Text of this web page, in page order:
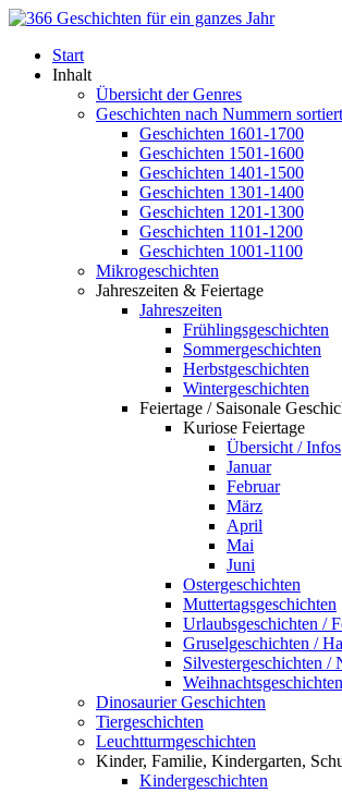
Start
Inhalt
Übersicht der Genres
Geschichten nach Nummern sortiert
Geschichten 1601-1700
Geschichten 1501-1600
Geschichten 1401-1500
Geschichten 1301-1400
Geschichten 1201-1300
Geschichten 1101-1200
Geschichten 1001-1100
Mikrogeschichten
Jahreszeiten & Feiertage
Jahreszeiten
Frühlingsgeschichten
Sommergeschichten
Herbstgeschichten
Wintergeschichten
Feiertage / Saisonale
Kuriose Feiertage
Übersicht / Infos
Januar
Februar
März
April
Mai
Juni
Ostergeschichten
Muttertagsgeschichten
Urlaubsgeschichten /
Gruselgeschichten /
Silvestergeschichten /
Weihnachtsgeschichten
Dinosaurier Geschichten
Tiergeschichten
Leuchtturmgeschichten
Kinder, Familie, Kindergarten,
Kindergeschichten